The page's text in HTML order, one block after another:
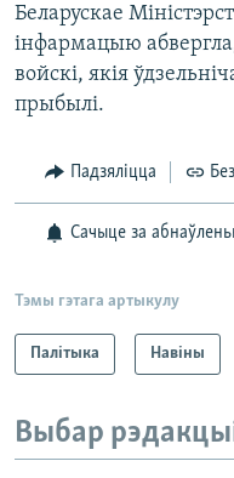
Беларускае
інфармацыю
войскі, якія
прыбылі.
Падзяліцца
Сачыце за
Тэмы гэтага артыкулу
Палітыка Навіны
Выбар